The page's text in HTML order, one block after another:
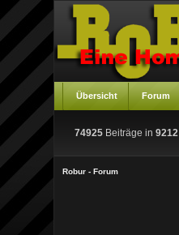
Übersicht Forum
74925 Beiträge in9212
Robur - Forum